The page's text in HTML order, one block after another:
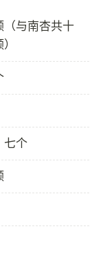
（与南杏共十
七个